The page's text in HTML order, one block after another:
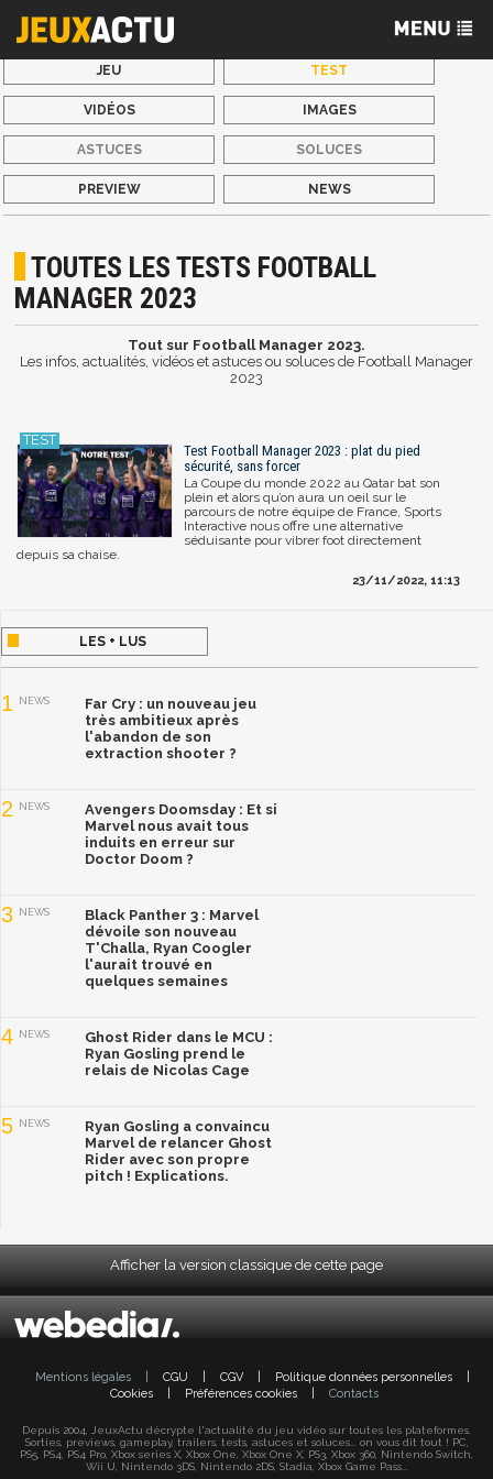
JEU TEST
VIDÉOS IMAGES
ASTUCES SOLUCES
PREVIEW NEWS
TOUTES LES TESTS FOOTBALL
MANAGER 2023
Tout sur Football Manager 2023.
Les infos, actualités, vidéos et astuces ou soluces de Football Manager
2023
Test Football Manager 2023 : plat du pied
sécurité, sans forcer
La Coupe du monde 2022 au Qatar bat son
plein et alors qu’on aura un oeil sur le
parcours de notre équipe de France, Sports
Interactive nous offre une alternative
séduisante pour vibrer foot directement
depuis sa chaise.
23/11/2022, 11:13
LES + LUS
1 NEWS
Far Cry : un nouveau jeu
très ambitieux après
l'abandon de son
extraction shooter ?
2 NEWS
Avengers Doomsday : Et si
Marvel nous avait tous
induits en erreur sur
Doctor Doom ?
3 NEWS
Black Panther 3 : Marvel
dévoile son nouveau
T'Challa, Ryan Coogler
l'aurait trouvé en
quelques semaines
4 NEWS
Ghost Rider dans le MCU :
Ryan Gosling prend le
relais de Nicolas Cage
5 NEWS
Ryan Gosling a convaincu
Marvel de relancer Ghost
Rider avec son propre
pitch ! Explications.
Afficher la version classique de cette page
Mentions légales CGU CGV Politique données personnelles
Cookies
Préférences cookies Contacts
Depuis 2004, JeuxActu décrypte l'actualité du jeu vidéo sur toutes les plateformes.
Sorties, previews, gameplay, trailers, tests, astuces et soluces... on vous dit tout ! PC,
PS5, PS4, PS4 Pro, Xbox series X, Xbox One, Xbox One X, PS3, Xbox 360, Nintendo Switch,
Wii U, Nintendo 3DS, Nintendo 2DS, Stadia, Xbox Game Pass...